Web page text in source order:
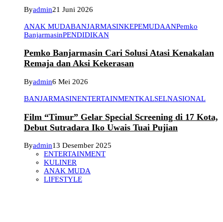
Byadmin21 Juni 2026
ANAK MUDABANJARMASINKEPEMUDAANPemko
BanjarmasinPENDIDIKAN
Pemko Banjarmasin Cari Solusi Atasi Kenakalan
Remaja dan Aksi Kekerasan
Byadmin6 Mei 2026
BANJARMASINENTERTAINMENTKALSELNASIONAL
Film “Timur” Gelar Special Screening di 17 Kota,
Debut Sutradara Iko Uwais Tuai Pujian
Byadmin13 Desember 2025
ENTERTAINMENT
KULINER
ANAK MUDA
LIFESTYLE